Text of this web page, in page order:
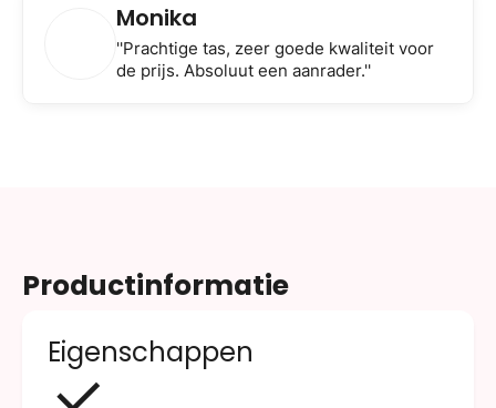
Monika
''Prachtige tas, zeer goede kwaliteit voor
de prijs. Absoluut een aanrader.''
Productinformatie
Eigenschappen